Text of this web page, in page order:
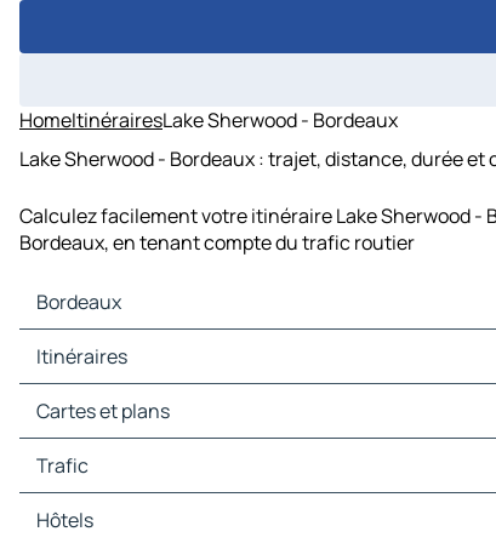
HomeItinérairesLake Sherwood - Bordeaux
Lake Sherwood - Bordeaux : trajet, distance, durée et
Calculez facilement votre itinéraire Lake Sherwood -
Bordeaux, en tenant compte du trafic routier
Bordeaux
Bordeaux Cartes et plans
Bordeaux Trafic
Bordeaux Hôtels
Bordeaux Restaurants
Bordeaux Stations-service
Itinéraires
Itinéraires Bordeaux - Mont-de-Marsan
Itinéraires Bordeaux - Périgueux
Itinéraires Bordeaux - Agen
Itinéraires Bordeaux - La Rochelle
Itinéraires Bordeaux - Auch
Itinéraires Bordeaux - Cahors
Cartes et plans
Cartes et plans Mont-de-Marsan
Cartes et plans Périgueux
Cartes et plans Agen
Cartes et plans La Rochelle
Trafic
Trafic Mont-de-Marsan
Trafic Périgueux
Hôtels